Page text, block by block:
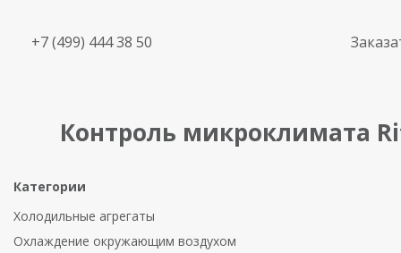
+7 (499) 444 38 50
Контроль микроклимата
Категории
Холодильные агрегаты
Охлаждение окружающим воздухом